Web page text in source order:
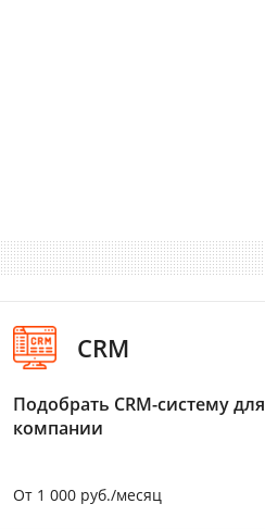
CRM
Подобрать CRM-систему для
компании
От 1 000 руб./месяц